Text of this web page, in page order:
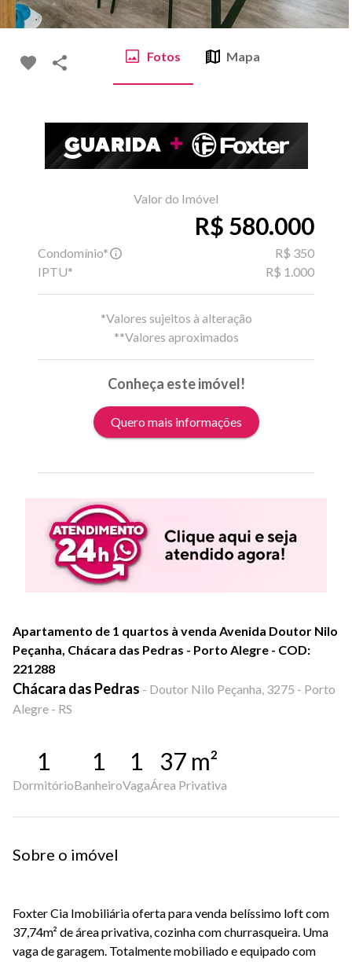
Fotos Mapa
Valor do Imóvel
R$ 580.000
Condomínio*
R$ 350
IPTU*
R$ 1.000
*Valores sujeitos à alteração
**Valores aproximados
Conheça este imóvel!
Quero mais informações
Apartamento de 1 quartos à venda Avenida Doutor Nilo
Peçanha, Chácara das Pedras - Porto Alegre - COD:
221288
Chácara das Pedras - Doutor Nilo Peçanha, 3275 - Porto
Alegre - RS
1
Dormitório
1
Banheiro
1
Vaga
37 m²
Área Privativa
Sobre o imóvel
Foxter Cia Imobiliária oferta para venda belíssimo loft com
37,74m² de área privativa, cozinha com churrasqueira. Uma
vaga de garagem. Totalmente mobiliado e equipado com